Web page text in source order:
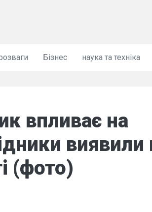
Бізнес наука та техніка
впливає на
виявили
(фото)